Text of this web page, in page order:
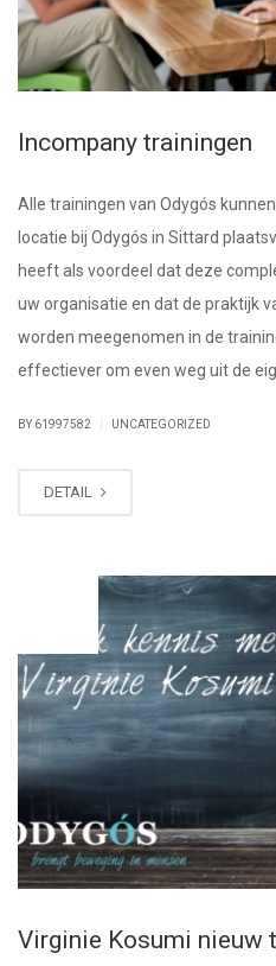
Incompany trainingen
Alle trainingen van Odygós
locatie bij Odygós in Sittard
heeft als voordeel dat deze
uw organisatie en dat de praktijk
worden meegenomen in de
effectiever om even weg uit de
BY 61997582 UNCATEGORIZED
DETAIL
Virginie Kosumi nieuw